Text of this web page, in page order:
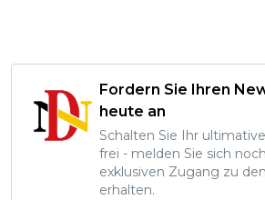
Fordern Sie Ihren
heute an
Schalten Sie Ihr
frei - melden Sie sich
exklusiven Zugang zu
erhalten.